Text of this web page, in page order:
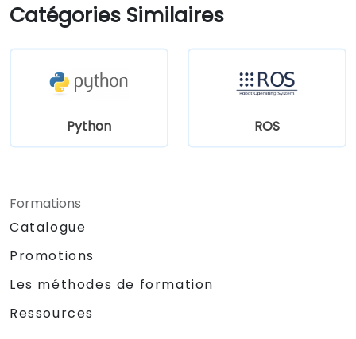
Catégories Similaires
Python ROS
Formations
Catalogue
Promotions
Les méthodes de formation
Ressources